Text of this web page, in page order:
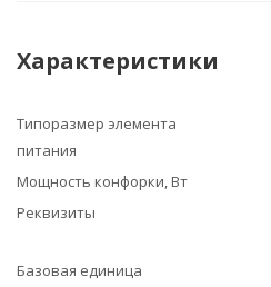
Характеристики
Типоразмер элемента
питания
Мощность конфорки, Вт
Реквизиты
Базовая единица